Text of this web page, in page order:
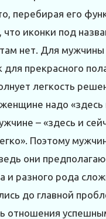
перебирая его
что иконки под
нет. Для мужчины
для прекрасного
легкость
надо «здесь
– «здесь и
Поэтому
они
и разного рода
до главной
отношения